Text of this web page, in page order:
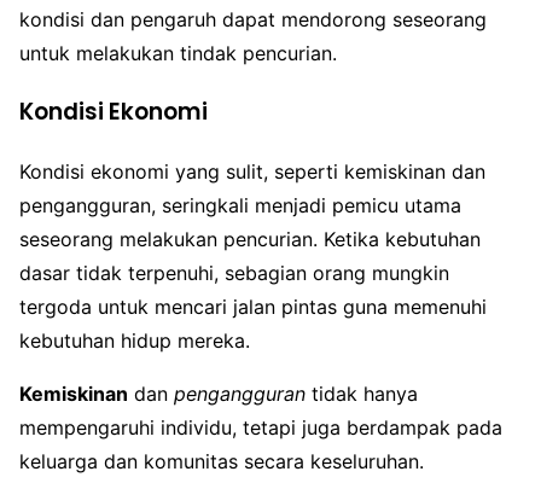
kondisi dan pengaruh dapat mendorong seseorang
untuk melakukan tindak pencurian.
Kondisi Ekonomi
Kondisi ekonomi yang sulit, seperti kemiskinan dan
pengangguran, seringkali menjadi pemicu utama
seseorang melakukan pencurian. Ketika kebutuhan
dasar tidak terpenuhi, sebagian orang mungkin
tergoda untuk mencari jalan pintas guna memenuhi
kebutuhan hidup mereka.
Kemiskinan dan pengangguran tidak hanya
mempengaruhi individu, tetapi juga berdampak pada
keluarga dan komunitas secara keseluruhan.